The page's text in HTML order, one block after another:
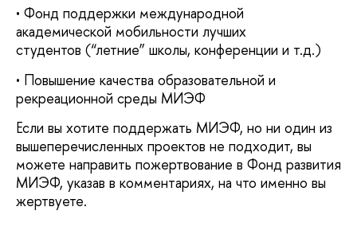
• Фонд поддержки международной
академической мобильности лучших
студентов (“летние” школы, конференции и т.д.)
• Повышение качества образовательной и
рекреационной среды МИЭФ
Если вы хотите поддержать МИЭФ, но ни один из
вышеперечисленных проектов не подходит, вы
можете направить пожертвование в Фонд развития
МИЭФ, указав в комментариях, на что именно вы
жертвуете.